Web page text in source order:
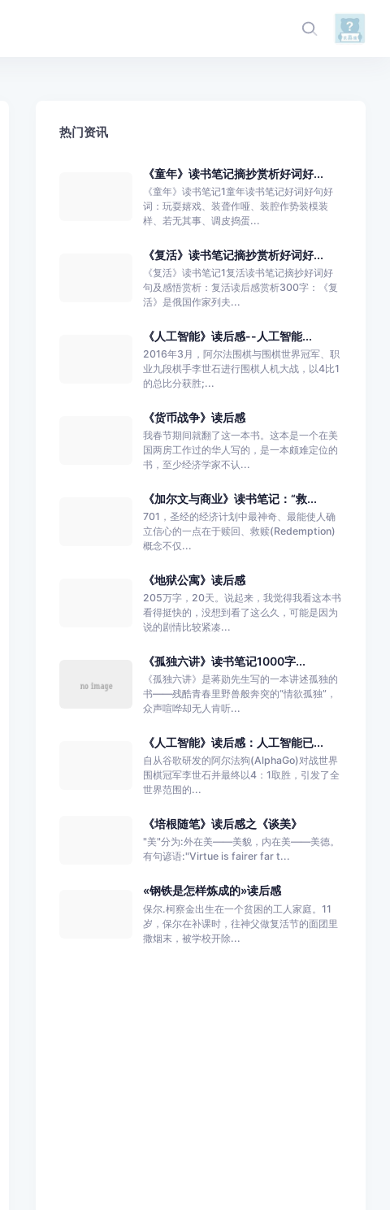
热门资讯
《童年》读书笔记摘抄赏析好词好...
《童年》读书笔记1童年读书笔记好词好句好
词：玩耍嬉戏、装聋作哑、装腔作势装模装
样、若无其事、调皮捣蛋...
《复活》读书笔记摘抄赏析好词好...
《复活》读书笔记1复活读书笔记摘抄好词好
句及感悟赏析：复活读后感赏析300字：《复
活》是俄国作家列夫...
《人工智能》读后感--人工智能...
2016年3月，阿尔法围棋与围棋世界冠军、职
业九段棋手李世石进行围棋人机大战，以4比1
的总比分获胜;...
《货币战争》读后感
我春节期间就翻了这一本书。这本是一个在美
国两房工作过的华人写的，是一本颇难定位的
书，至少经济学家不认...
《加尔文与商业》读书笔记：“救...
701，圣经的经济计划中最神奇、最能使人确
立信心的一点在于赎回、救赎(Redemption)
概念不仅...
《地狱公寓》读后感
205万字，20天。说起来，我觉得我看这本书
看得挺快的，没想到看了这么久，可能是因为
说的剧情比较紧凑...
《孤独六讲》读书笔记1000字...
《孤独六讲》是蒋勋先生写的一本讲述孤独的
书——残酷青春里野兽般奔突的“情欲孤独”，
众声喧哗却无人肯听...
《人工智能》读后感：人工智能已...
自从谷歌研发的阿尔法狗(AlphaGo)对战世界
围棋冠军李世石并最终以4：1取胜，引发了全
世界范围的...
《培根随笔》读后感之《谈美》
"美"分为:外在美――美貌，内在美――美德。
有句谚语:"Virtue is fairer far t...
«钢铁是怎样炼成的»读后感
保尔.柯察金出生在一个贫困的工人家庭。11
岁，保尔在补课时，往神父做复活节的面团里
撒烟末，被学校开除...